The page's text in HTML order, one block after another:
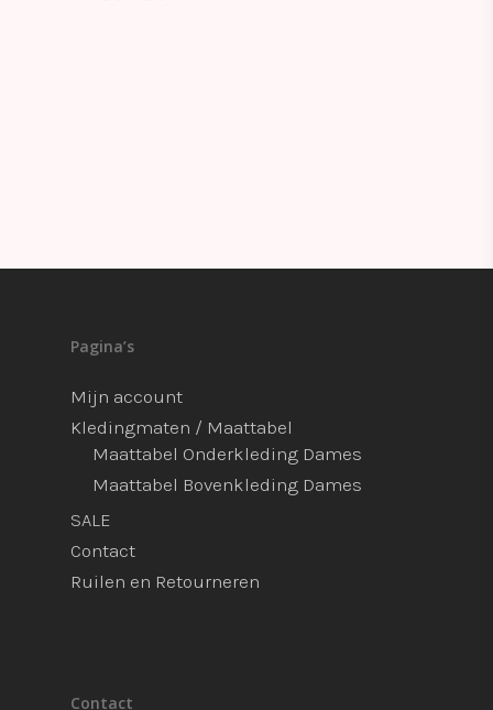
Pagina’s
Mijn account
Kledingmaten / Maattabel
Maattabel Onderkleding Dames
Maattabel Bovenkleding Dames
SALE
Contact
Ruilen en Retourneren
Contact